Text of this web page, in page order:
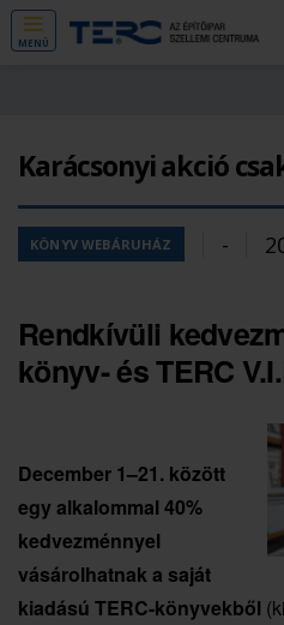
MENÜ
Karácsonyi akció
KÖNYV WEBÁRUHÁZ -
Rendkívüli
könyv- és TERC
December 1–21. között
egy alkalommal 40%
kedvezménnyel
vásárolhatnak a saját
kiadású TERC-könyvekből